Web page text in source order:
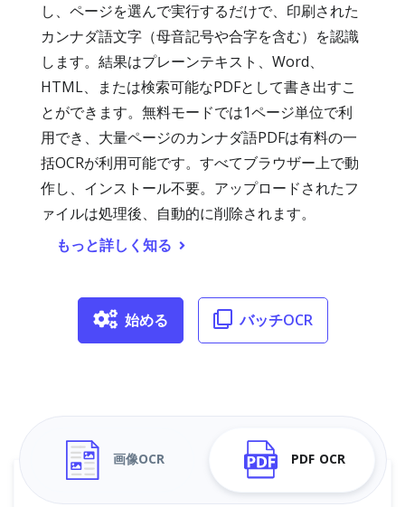
し、ページを選んで実行するだけで、印刷された
カンナダ語文字（母音記号や合字を含む）を認識
します。結果はプレーンテキスト、Word、
HTML、または検索可能なPDFとして書き出すこ
とができます。無料モードでは1ページ単位で利
用でき、大量ページのカンナダ語PDFは有料の一
括OCRが利用可能です。すべてブラウザー上で動
作し、インストール不要。アップロードされたフ
ァイルは処理後、自動的に削除されます。
もっと詳しく知る
始める バッチOCR
画像OCR PDF OCR